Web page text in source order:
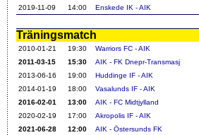
2019-11-09
14:00 Enskede IK - AIK
Träningsmatch
2010-01-21 19:30 Warriors FC - AIK
2011-03-15
15:30 AIK - FK Dnepr-Transmasj
2013-06-16
19:00 Huddinge IF - AIK
2014-01-19
18:00 Vasalunds IF - AIK
2016-02-01
13:00 AIK - FC Midtjylland
2020-02-19
17:00 Akropolis IF - AIK
2021-06-28
12:00 AIK - Östersunds FK